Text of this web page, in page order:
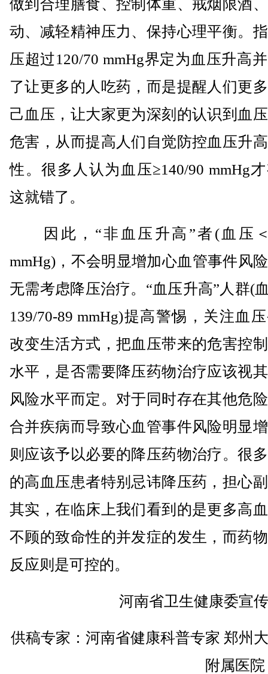
做到合理膳食、控制体重、戒烟限酒
动、减轻精神压力、保持心理平衡。
压超过120/70 mmHg界定为血压升高
了让更多的人吃药，而是提醒人们更
己血压，让大家更为深刻的认识到血
危害，从而提高人们自觉防控血压升
性。很多人认为血压≥140/90 mmHg
这就错了。
因此，“非血压升高”者(血压＜
mmHg)，不会明显增加心血管事件风
无需考虑降压治疗。“血压升高”人群(
139/70-89 mmHg)提高警惕，关注血
改变生活方式，把血压带来的危害控
水平，是否需要降压药物治疗应该视
风险水平而定。对于同时存在其他危
合并疾病而导致心血管事件风险明显
则应该予以必要的降压药物治疗。很
的高血压患者特别忌讳降压药，担心
其实，在临床上我们看到的是更多高
不顾的致命性的并发症的发生，而药
反应则是可控的。
河南省卫生健康委宣
供稿专家：河南省健康科普专家 郑州
附属医